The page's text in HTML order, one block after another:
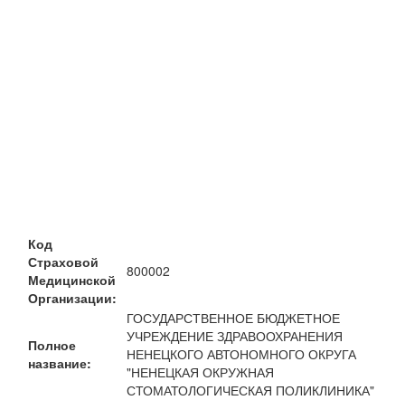
Код
Страховой
Медицинской
Организации:
800002
Полное
название:
ГОСУДАРСТВЕННОЕ БЮДЖЕТНОЕ
УЧРЕЖДЕНИЕ ЗДРАВООХРАНЕНИЯ
НЕНЕЦКОГО АВТОНОМНОГО ОКРУГА
"НЕНЕЦКАЯ ОКРУЖНАЯ
СТОМАТОЛОГИЧЕСКАЯ ПОЛИКЛИНИКА"